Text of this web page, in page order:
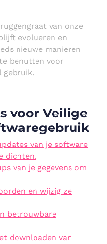
van onze
evolueren en
nieuwe manieren
benutten voor
gebruik.
voor Veilige
van je software
dichten.
van je gegevens om
en wijzig ze
betrouwbare
downloaden van